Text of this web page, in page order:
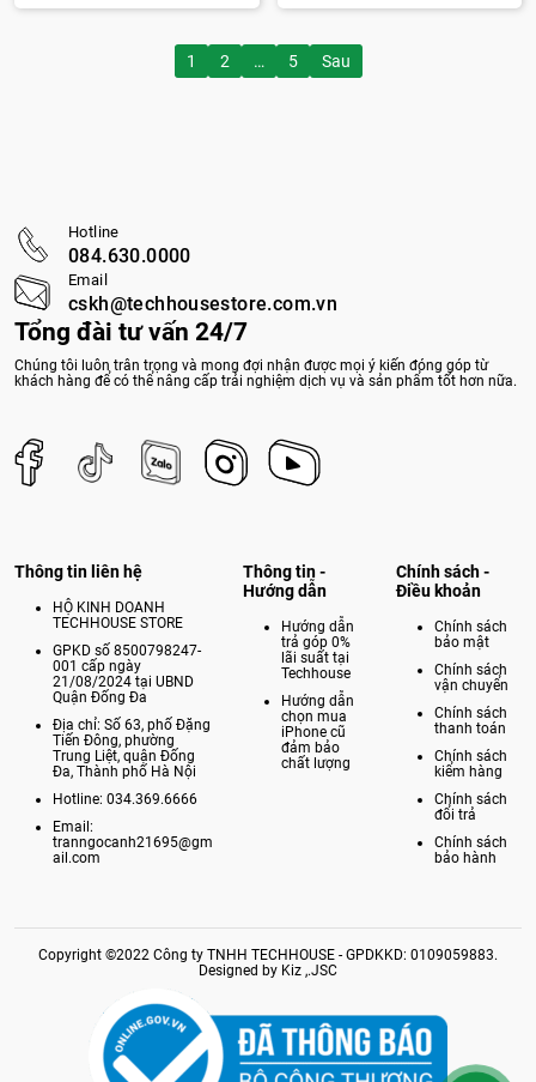
r
a
n
g
b
i
v
ế
1 2 … 5 Sau
Tổng đài tư vấn 24/7
Chúng tôi luôn trân trọng và mong đợi nhận được mọi ý kiến đóng góp từ
khách hàng để có thể nâng cấp trải nghiệm dịch vụ và sản phẩm tốt hơn nữa.
Hotline
084.630.0000
Email
cskh@techhousestore.com.vn
Thông tin liên hệ
HỘ KINH DOANH
TECHHOUSE STORE
GPKD số 8500798247-
001 cấp ngày
21/08/2024 tại UBND
Quận Đống Đa
Địa chỉ: Số 63, phố Đặng
Tiến Đông, phường
Trung Liệt, quận Đống
Đa, Thành phố Hà Nội
Hotline: 034.369.6666
Email:
tranngocanh21695@gm
ail.com
Thông tin -
Hướng dẫn
Hướng dẫn
trả góp 0%
lãi suất tại
Techhouse
Hướng dẫn
chọn mua
iPhone cũ
đảm bảo
chất lượng
Chính sách -
Điều khoản
Chính sách
bảo mật
Chính sách
vận chuyển
Chính sách
thanh toán
Chính sách
kiểm hàng
Chính sách
đổi trả
Chính sách
bảo hành
Copyright ©2022 Công ty TNHH TECHHOUSE - GPDKKD: 0109059883.
Designed by Kiz ,.JSC